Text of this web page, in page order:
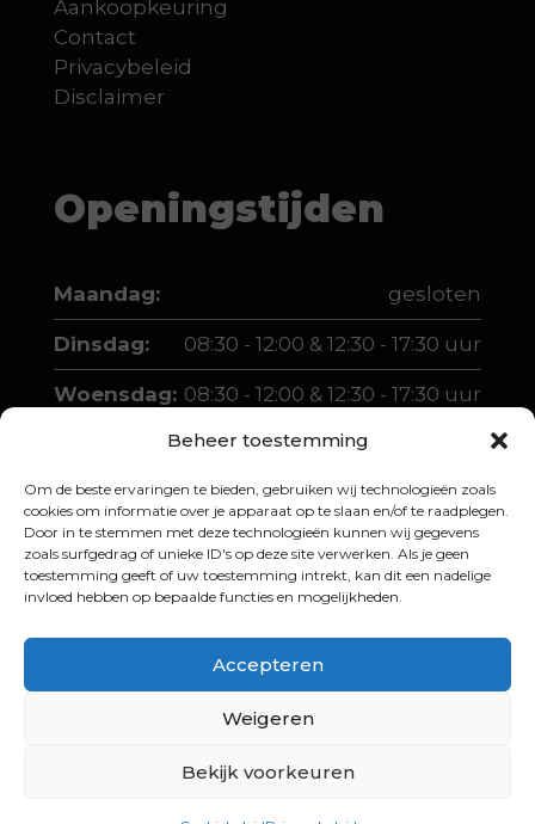
Beheer toestemming
Om de beste ervaringen te bieden, gebruiken wij technologieën zoals
cookies om informatie over je apparaat op te slaan en/of te raadplegen.
Door in te stemmen met deze technologieën kunnen wij gegevens
zoals surfgedrag of unieke ID's op deze site verwerken. Als je geen
toestemming geeft of uw toestemming intrekt, kan dit een nadelige
invloed hebben op bepaalde functies en mogelijkheden.
Accepteren
Weigeren
Bekijk voorkeuren
Aankoopkeuring
Contact
Privacybeleid
Disclaimer
Openingstijden
Maandag: gesloten
Dinsdag: 08:30 - 12:00 & 12:30 - 17:30 uur
Woensdag: 08:30 - 12:00 & 12:30 - 17:30 uur
Donderdag:08:30 - 12:00 & 12:30 - 17:30 uur
Vrijdag: 08:30 - 12:00 & 12:30 - 17:30 uur
Zaterdag: 10:00 - 12:00 & 13:00 - 16:00 uur
laten maken door Junto Media